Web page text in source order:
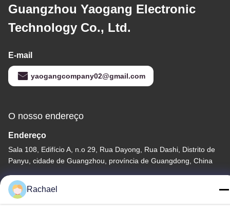
Guangzhou Yaogang Electronic
Technology Co., Ltd.
E-mail
yaogangcompany02@gmail.com
O nosso endereço
Endereço
Sala 108, Edifício A, n.o 29, Rua Dayong, Rua Dashi, Distrito de
Panyu, cidade de Guangzhou, província de Guangdong, China
Telefone
0086-15112103717
Rachael